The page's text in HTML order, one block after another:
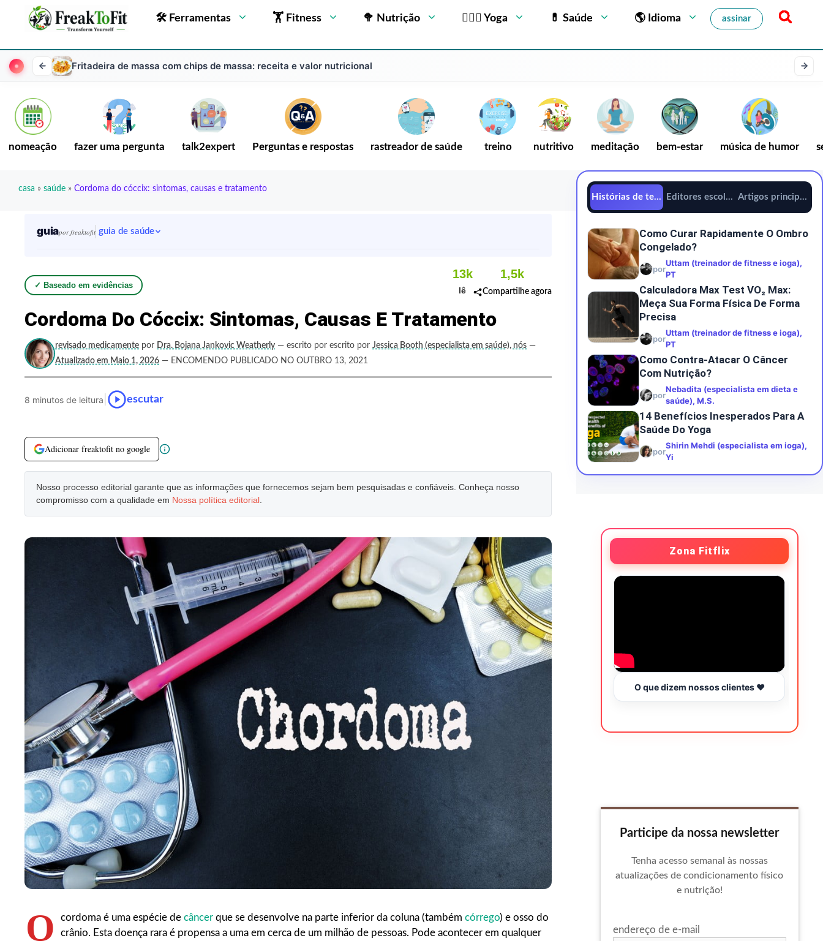
🛠 Ferramentas 🏋 Fitness 🥦 Nutrição 🧘🏻‍♂️ Yoga 💊 Saúde 🌎 Idioma assinar
Fritadeira de massa com chips de massa: receita e valor nutricional
nomeação fazer uma pergunta talk2expert Perguntas e respostas rastreador de saúde treino nutritivo meditação bem-estar música de humor
casa » saúde » Cordoma do cóccix: sintomas, causas e tratamento
guiapor freaktofit guia de saúde
✓ Baseado em evidências
13k
lê
1,5k
Compartilhe agora
Cordoma Do Cóccix: Sintomas, Causas E Tratamento
revisado medicamente por Dra. Bojana Jankovic Weatherly — escrito por escrito por Jessica Booth (especialista em saúde), nós —
Atualizado em Maio 1, 2026 — ENCOMENDO PUBLICADO NO OUTBRO 13, 2021
8 minutos de leitura escutar
Adicionar freaktofit no google
Nosso processo editorial garante que as informações que fornecemos sejam bem pesquisadas e confiáveis. Conheça nosso
compromisso com a qualidade em Nossa política editorial
O cordoma é uma espécie de câncer que se desenvolve na parte inferior da coluna (também córrego) e osso do
crânio. Esta doença rara é propensa a uma em cerca de um milhão de pessoas. Pode acontecer em qualquer
Histórias de tendênciasEditores escolhemArtigos principais
Como Curar Rapidamente O Ombro
Congelado?
por
Uttam (treinador de fitness e ioga),
PT
Calculadora Max Test VO₂ Max:
Meça Sua Forma Física De Forma
Precisa
por
Uttam (treinador de fitness e ioga),
PT
Como Contra-Atacar O Câncer
Com Nutrição?
por
Nebadita (especialista em dieta e
saúde), M.S.
14 Benefícios Inesperados Para A
Saúde Do Yoga
por
Shirin Mehdi (especialista em ioga),
Yi
Zona Fitflix
O que dizem nossos clientes ❤️
Participe da nossa newsletter
Tenha acesso semanal às nossas
atualizações de condicionamento físico
e nutrição!
endereço de e-mail